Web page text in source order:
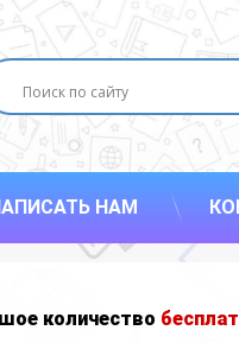
НАМ
количество